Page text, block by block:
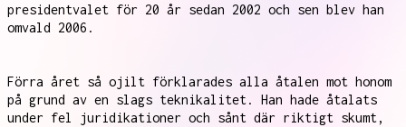
presidentvalet för 20 år sedan 2002 och sen blev han
omvald 2006.
Förra året så ojilt förklarades alla åtalen mot honom
på grund av en slags teknikalitet. Han hade åtalats
under fel juridikationer och sånt där riktigt skumt,